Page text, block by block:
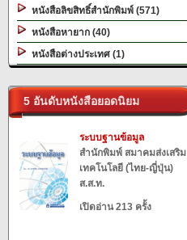
หนังสือลิขสิทธิ์สำนักพิมพ์ (571)
หนังสือหายาก (40)
หนังสือต่างประเทศ (1)
5 อันดับหนังสือยอดนิยม
ระบบฐานข้อมูล
สำนักพิมพ์ สมาคมส่งเสริม
เทคโนโลยี (ไทย-ญี่ปุ่น)
ส.ส.ท.
เปิดอ่าน 213 ครั้ง